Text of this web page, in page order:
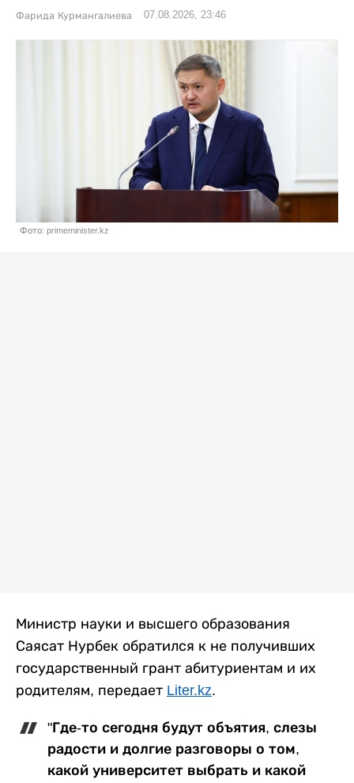
Фарида Курмангалиева 07.08.2026, 23:46
Фото: primeminister.kz
Министр науки и высшего образования
Саясат Нурбек обратился к не получивших
государственный грант абитуриентам и их
родителям, передает Liter.kz.
"Где-то сегодня будут объятия, слезы
радости и долгие разговоры о том,
какой университет выбрать и какой